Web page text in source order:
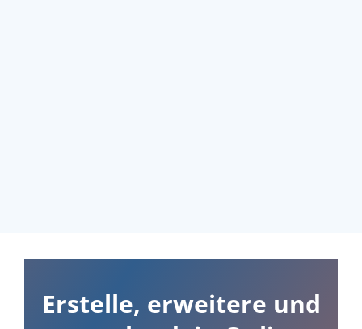
Erstelle, erweitere und